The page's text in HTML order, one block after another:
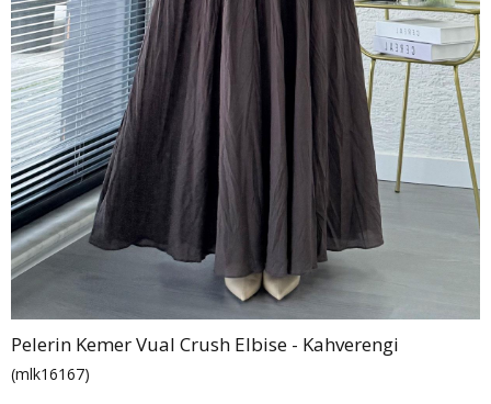
Pelerin Kemer Vual Crush Elbise - Kahverengi
(mlk16167)